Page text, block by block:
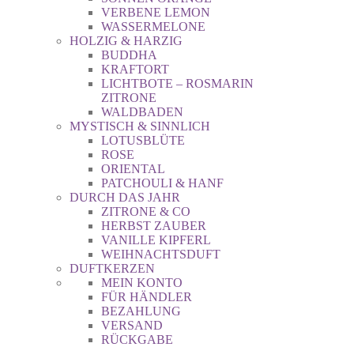
VERBENE LEMON
WASSERMELONE
HOLZIG & HARZIG
BUDDHA
KRAFTORT
LICHTBOTE – ROSMARIN
ZITRONE
WALDBADEN
MYSTISCH & SINNLICH
LOTUSBLÜTE
ROSE
ORIENTAL
PATCHOULI & HANF
DURCH DAS JAHR
ZITRONE & CO
HERBST ZAUBER
VANILLE KIPFERL
WEIHNACHTSDUFT
DUFTKERZEN
MEIN KONTO
FÜR HÄNDLER
BEZAHLUNG
VERSAND
RÜCKGABE